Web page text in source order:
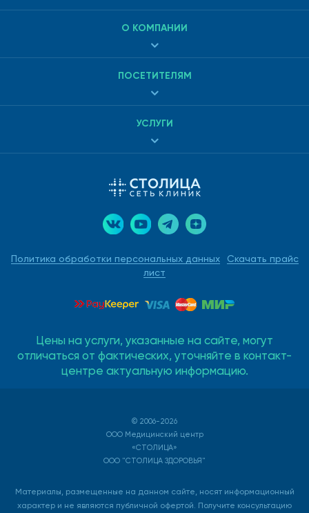
Политика обработки персональных данных
Скачать прайс
лист
О КОМПАНИИ
ПОСЕТИТЕЛЯМ
УСЛУГИ
Цены на услуги, указанные на сайте, могут
отличаться от фактических, уточняйте в контакт-
центре актуальную информацию.
© 2006-2026
ООО Медицинский центр
«СТОЛИЦА»
ООО "СТОЛИЦА ЗДОРОВЬЯ"
Материалы, размещенные на данном сайте, носят информационный
характер и не являются публичной офертой. Получите консультацию